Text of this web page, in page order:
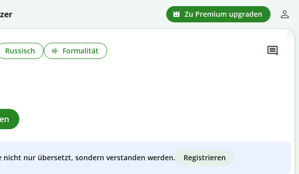
Zu Premium upgraden
Russisch Formalität
nicht nur übersetzt, sondern verstanden werden. Registrieren